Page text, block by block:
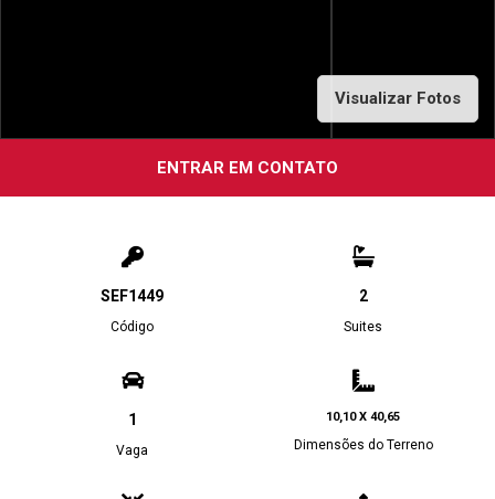
Visualizar Fotos
ENTRAR EM CONTATO
SEF1449
Código
2
Suites
1
Vaga
10,10 X 40,65
Dimensões do Terreno